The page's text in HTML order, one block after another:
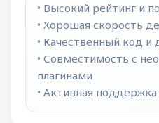
• Высокий рейтинг и
• Хорошая скорость
• Качественный код и
• Совместимость с
плагинами
• Активная